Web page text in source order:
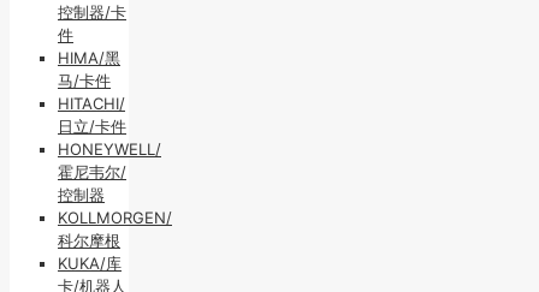
控制器/卡
件
HIMA/黑
马/卡件
HITACHI/
日立/卡件
HONEYWELL/
霍尼韦尔/
控制器
KOLLMORGEN/
科尔摩根
KUKA/库
卡/机器人